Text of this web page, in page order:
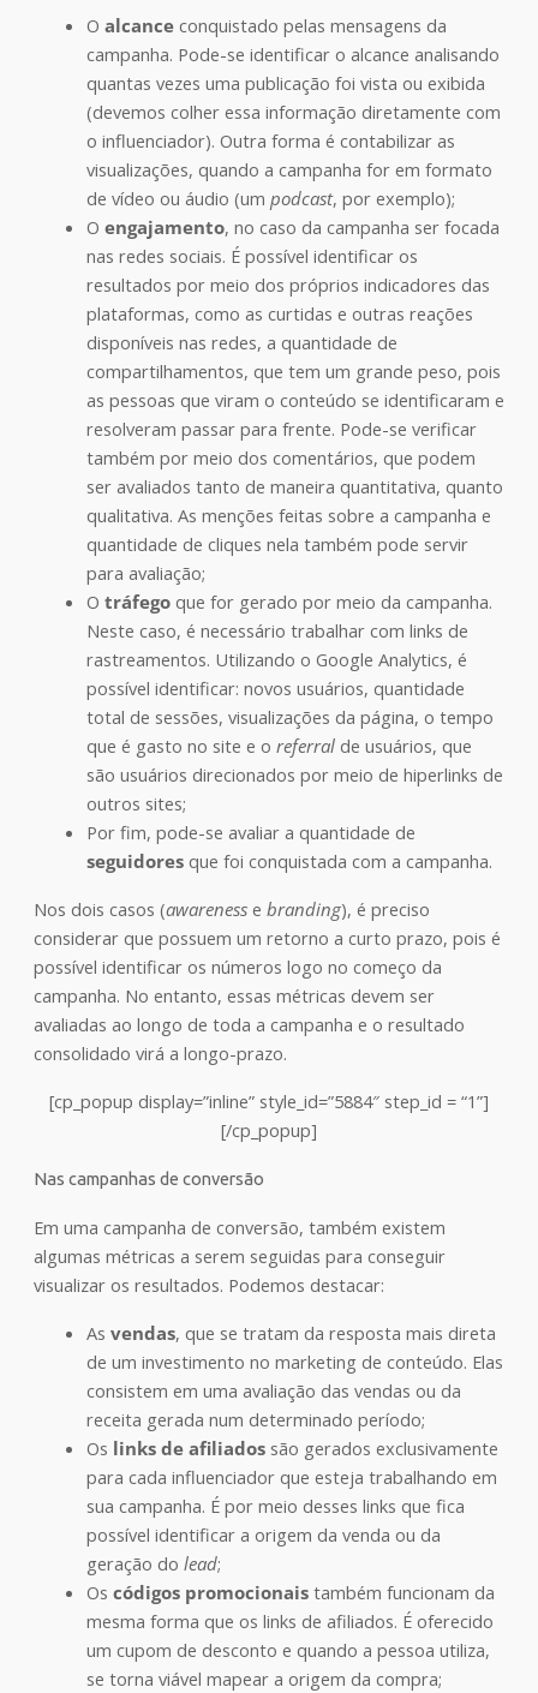
O alcance conquistado pelas mensagens da
campanha. Pode-se identificar o alcance analisando
quantas vezes uma publicação foi vista ou exibida
(devemos colher essa informação diretamente com
o influenciador). Outra forma é contabilizar as
visualizações, quando a campanha for em formato
de vídeo ou áudio (um podcast, por exemplo);
O engajamento, no caso da campanha ser focada
nas redes sociais. É possível identificar os
resultados por meio dos próprios indicadores das
plataformas, como as curtidas e outras reações
disponíveis nas redes, a quantidade de
compartilhamentos, que tem um grande peso, pois
as pessoas que viram o conteúdo se identificaram e
resolveram passar para frente. Pode-se verificar
também por meio dos comentários, que podem
ser avaliados tanto de maneira quantitativa, quanto
qualitativa. As menções feitas sobre a campanha e
quantidade de cliques nela também pode servir
para avaliação;
O tráfegoque for gerado por meio da campanha.
Neste caso, é necessário trabalhar com links de
rastreamentos. Utilizando o Google Analytics, é
possível identificar: novos usuários, quantidade
total de sessões, visualizações da página, o tempo
que é gasto no site e o referralde usuários, que
são usuários direcionados por meio de hiperlinks de
outros sites;
Por fim, pode-se avaliar a quantidade de
seguidores que foi conquistada com a campanha.
Nos dois casos (awareness e branding), é preciso
considerar que possuem um retorno a curto prazo, pois é
possível identificar os números logo no começo da
campanha. No entanto, essas métricas devem ser
avaliadas ao longo de toda a campanha e o resultado
consolidado virá a longo-prazo.
[cp_popup display=”inline” style_id=”5884″ step_id = “1”]
[/cp_popup]
Nas campanhas de conversão
Em uma campanha de conversão, também existem
algumas métricas a serem seguidas para conseguir
visualizar os resultados. Podemos destacar:
As vendas, que se tratam da resposta mais direta
de um investimento no marketing de conteúdo. Elas
consistem em uma avaliação das vendas ou da
receita gerada num determinado período;
Os links de afiliadossão gerados exclusivamente
para cada influenciador que esteja trabalhando em
sua campanha. É por meio desses links que fica
possível identificar a origem da venda ou da
geração do lead;
Os códigos promocionaistambém funcionam da
mesma forma que os links de afiliados. É oferecido
um cupom de desconto e quando a pessoa utiliza,
se torna viável mapear a origem da compra;